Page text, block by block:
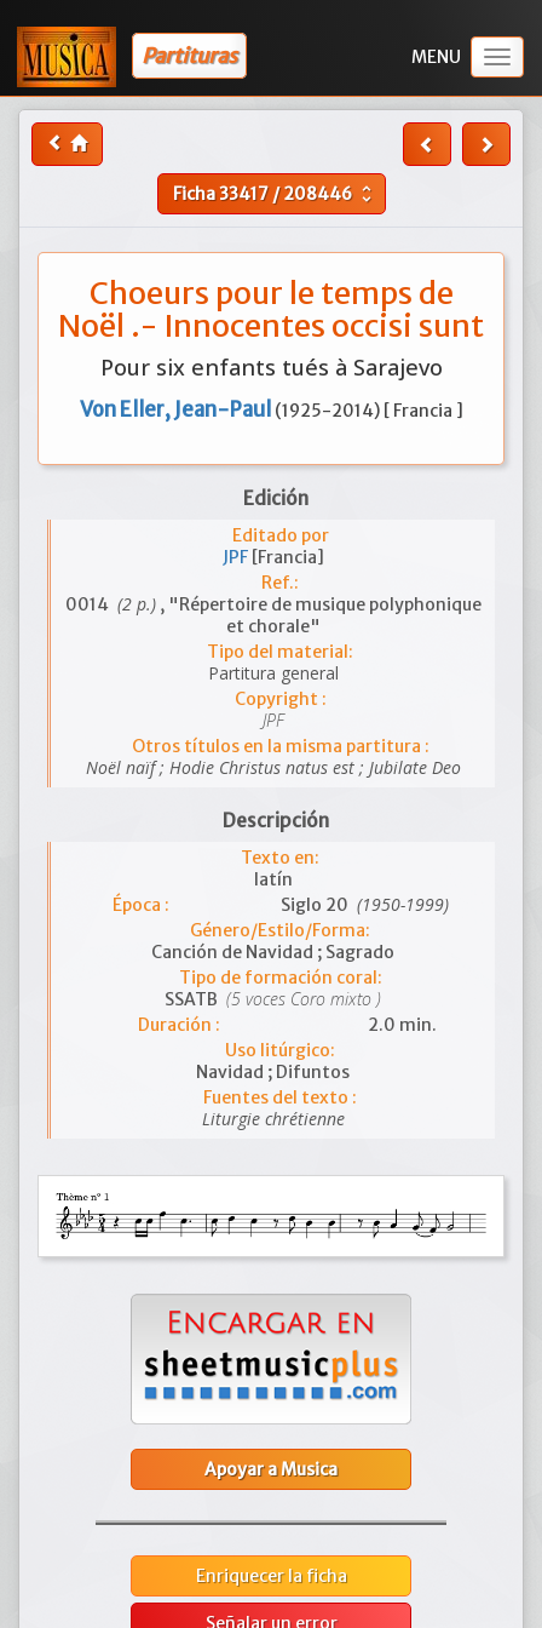
Partituras
Ficha33417/208446 unfold_more
Choeurs pour le temps de
Noël .- Innocentes occisi sunt
Pour six enfants tués à Sarajevo
Von Eller, Jean-Paul (1925-2014) [ Francia ]
Edición
Editado por
JPF [Francia]
Ref.:
0014 (2 p.), "Répertoire de musique polyphonique
et chorale"
Tipo del material:
Partitura general
Copyright :
JPF
Otros títulos en la misma partitura :
Noël naïf ; Hodie Christus natus est ; Jubilate Deo
Descripción
Texto en:
latín
Época :
Siglo 20 (1950-1999)
Género/Estilo/Forma:
Canción de Navidad ; Sagrado
Tipo de formación coral:
SSATB (5 voces Coro mixto )
Duración :
2.0 min.
Uso litúrgico:
Navidad ; Difuntos
Fuentes del texto :
Liturgie chrétienne
Apoyar a Musica
Enriquecer la ficha
Señalar un error